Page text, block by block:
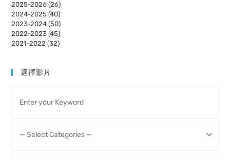
2025-2026 (26)
2024-2025 (40)
2023-2024 (50)
2022-2023 (45)
2021-2022 (32)
選擇影片